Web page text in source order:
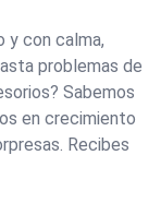
y con calma,
problemas de
Sabemos
en crecimiento
Recibes